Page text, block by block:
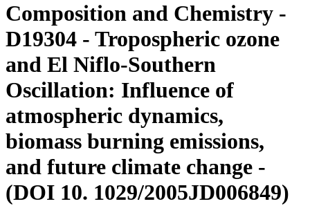
Composition and Chemistry -
D19304 - Tropospheric ozone
and El Niflo-Southern
Oscillation: Influence of
atmospheric dynamics,
biomass burning emissions,
and future climate change -
(DOI 10. 1029/2005JD006849)